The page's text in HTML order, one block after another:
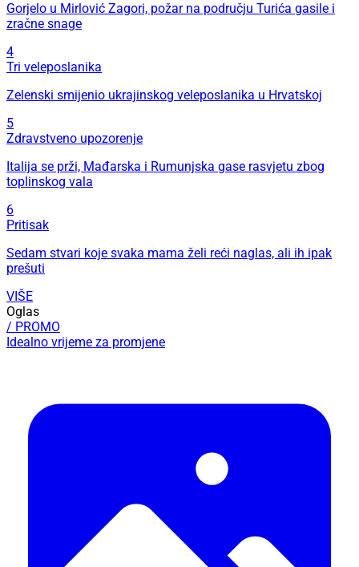
Gorjelo u Mirlović Zagori, požar na području Turića gasile i
zračne snage
4
Tri veleposlanika
Zelenski smijenio ukrajinskog veleposlanika u Hrvatskoj
5
Zdravstveno upozorenje
Italija se prži, Mađarska i Rumunjska gase rasvjetu zbog
toplinskog vala
6
Pritisak
Sedam stvari koje svaka mama želi reći naglas, ali ih ipak
prešuti
VIŠE
Oglas
/ PROMO
Idealno vrijeme za promjene